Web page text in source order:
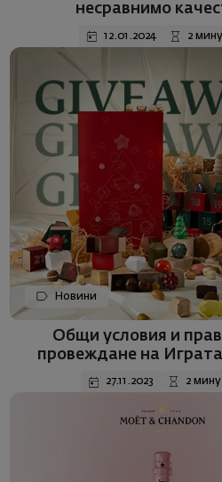
несравнимо
12.01.2024 2
Новини
Общи условия и
провеждане на
Холеден
27.11.2023 2